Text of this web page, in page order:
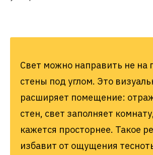
Свет можно направить не на
стены под углом. Это
расширяет помещение:
стен, свет заполняет
кажется просторнее. Такое
избавит от ощущения